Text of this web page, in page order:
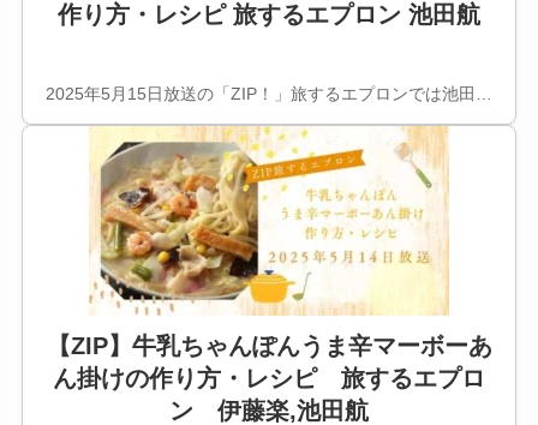
作り方・レシピ 旅するエプロン 池田航
2025年5月15日放送の「ZIP！」旅するエプロンでは池田…
【ZIP】牛乳ちゃんぽんうま辛マーボーあ
ん掛けの作り方・レシピ 旅するエプロ
ン 伊藤楽,池田航